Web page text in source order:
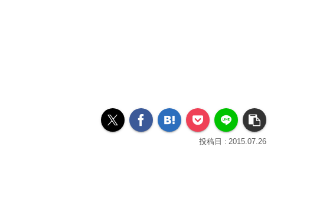
2015.07.26